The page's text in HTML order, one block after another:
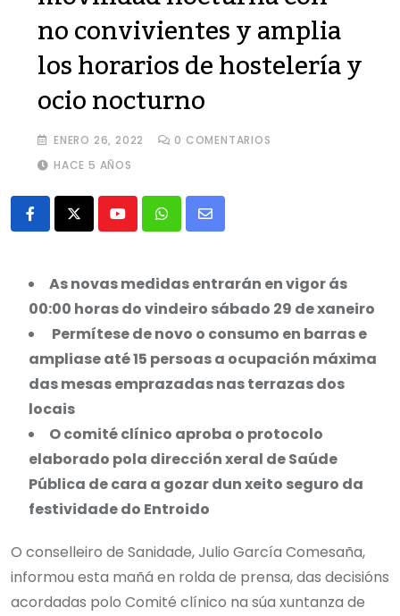
no convivientes y amplia
los horarios de hostelería y
ocio nocturno
ENERO 26, 2022 0 COMENTARIOS
HACE 5 AÑOS
YoutubeWhatsapp
Share
Email
As novas medidas entrarán en vigor ás
00:00 horas do vindeiro sábado 29 de xaneiro
Permítese de novo o consumo en barras e
ampliase até 15 persoas a ocupación máxima
das mesas emprazadas nas terrazas dos
locais
O comité clínico aproba o protocolo
elaborado pola dirección xeral de Saúde
Pública de cara a gozar dun xeito seguro da
festividade do Entroido
O conselleiro de Sanidade, Julio García Comesaña,
informou esta mañá en rolda de prensa, das decisións
acordadas polo Comité clínico na súa xuntanza de